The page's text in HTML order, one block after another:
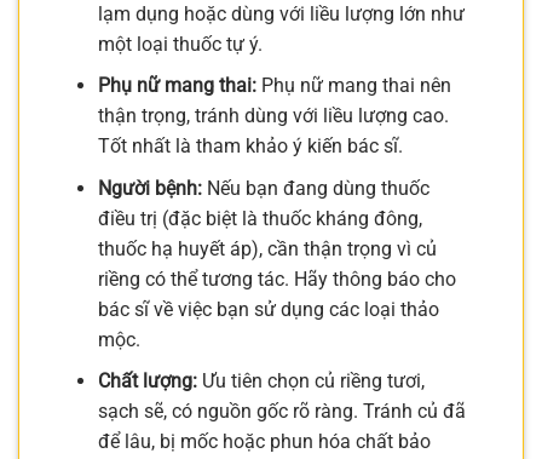
lạm dụng hoặc dùng với liều lượng lớn như
một loại thuốc tự ý.
Phụ nữ mang thai:Phụ nữ mang thai nên
thận trọng, tránh dùng với liều lượng cao.
Tốt nhất là tham khảo ý kiến bác sĩ.
Người bệnh:Nếu bạn đang dùng thuốc
điều trị (đặc biệt là thuốc kháng đông,
thuốc hạ huyết áp), cần thận trọng vì củ
riềng có thể tương tác. Hãy thông báo cho
bác sĩ về việc bạn sử dụng các loại thảo
mộc.
Chất lượng:Ưu tiên chọn củ riềng tươi,
sạch sẽ, có nguồn gốc rõ ràng. Tránh củ đã
để lâu, bị mốc hoặc phun hóa chất bảo